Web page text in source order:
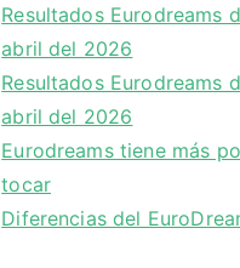
Resultados Eurodreams
abril del 2026
Resultados Eurodreams
abril del 2026
Eurodreams tiene más
tocar
Diferencias del